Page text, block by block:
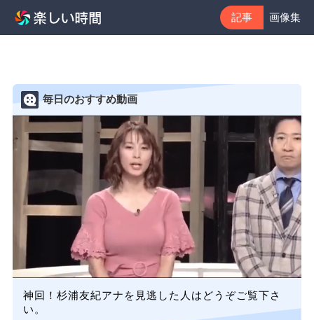
記事 画像集
毎日のおすすめ動画
神回！杉浦友紀アナを見逃した人はどうぞご覧下さ
い。